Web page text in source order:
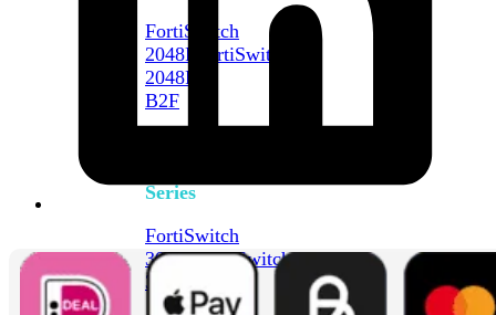
FortiSwitch
2048F
FortiSwitch
2048F-
B2F
Series
FortiSwitch
3032EFortiSwitch
3032G